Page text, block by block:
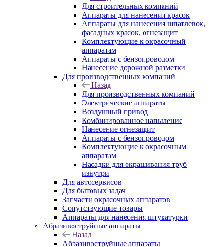
Для строительных компаний
Аппараты для нанесения красок
Аппараты для нанесения шпатлевок,
фасадных красок, огнезащит
Комплектующие к окрасочный
аппаратам
Аппараты с бензопроводом
Нанесение дорожной разметки
Для производственных компаний
Назад
Для производственных компаний
Электрические аппараты
Воздушный привод
Комбинированное напыление
Нанесение огнезащит
Аппараты с бензопроводом
Комплектующие к окрасочным
аппаратам
Насадки для окрашивания труб
изнутри
Для автосервисов
Для бытовых задач
Запчасти окрасочных аппаратов
Сопутствующие товары
Аппараты для нанесения штукатурки
Aбразивоструйные аппараты
Назад
Aбразивоструйные аппараты